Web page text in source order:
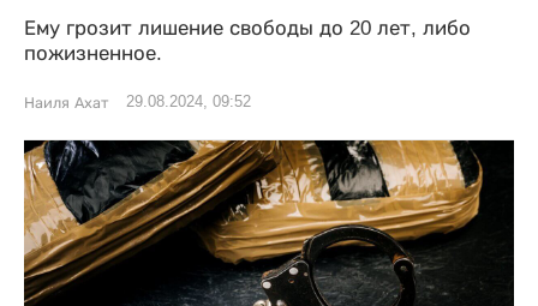
Ему грозит лишение свободы до 20 лет, либо
пожизненное.
Наиля Ахат 29.08.2024, 09:52